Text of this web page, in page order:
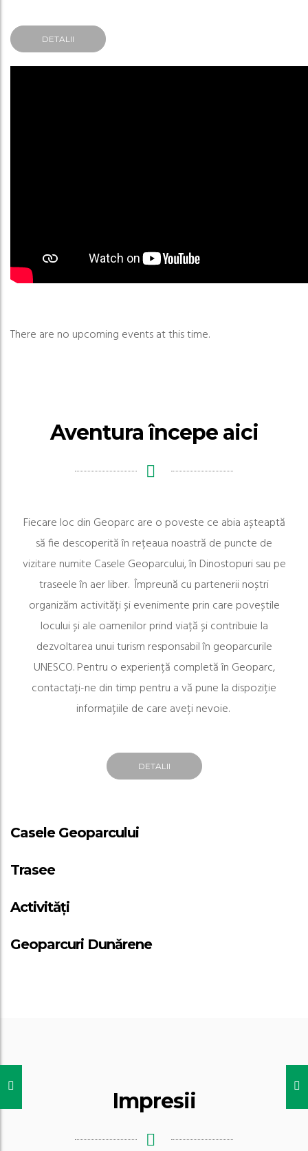
DETALII
There are no upcoming events at this time.
Aventura începe aici
Fiecare loc din Geoparc are o poveste ce abia așteaptă
să fie descoperită în rețeaua noastră de puncte de
vizitare numite Casele Geoparcului, în Dinostopuri sau pe
traseele în aer liber. Împreună cu partenerii noștri
organizăm activități și evenimente prin care poveștile
locului și ale oamenilor prind viață și contribuie la
dezvoltarea unui turism responsabil în geoparcurile
UNESCO. Pentru o experiență completă în Geoparc,
contactați-ne din timp pentru a vă pune la dispoziție
informațiile de care aveți nevoie.
DETALII
Casele Geoparcului
Trasee
Activități
Geoparcuri Dunărene
Impresii